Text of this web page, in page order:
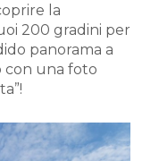
la
200 gradini per
panorama a
con una foto